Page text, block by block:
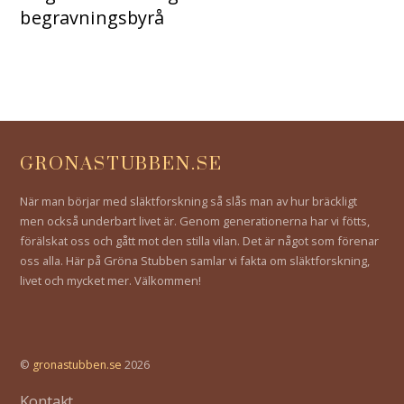
begravningsbyrå
GRONASTUBBEN.SE
När man börjar med släktforskning så slås man av hur bräckligt
men också underbart livet är. Genom generationerna har vi fötts,
förälskat oss och gått mot den stilla vilan. Det är något som förenar
oss alla. Här på Gröna Stubben samlar vi fakta om släktforskning,
livet och mycket mer. Välkommen!
© gronastubben.se 2026